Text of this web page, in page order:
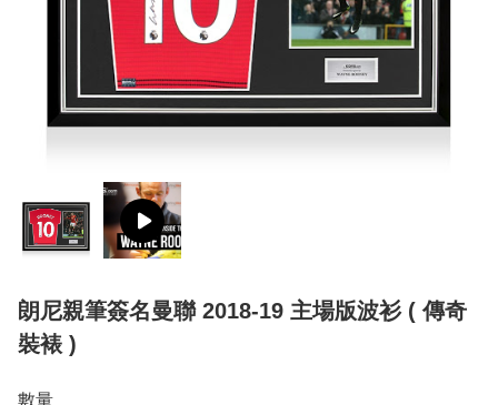
朗尼親筆簽名曼聯 2018-19 主場版波衫 ( 傳奇
裝裱 )
數量